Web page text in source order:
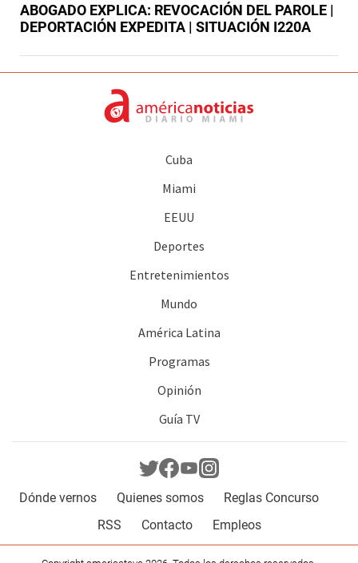
ABOGADO EXPLICA: REVOCACIÓN DEL PAROLE |
DEPORTACIÓN EXPEDITA | SITUACIÓN I220A
Cuba
Miami
EEUU
Deportes
Entretenimientos
Mundo
América Latina
Programas
Opinión
Guía TV
Dónde vernos Quienes somos
Reglas Concurso
RSS
Contacto Empleos